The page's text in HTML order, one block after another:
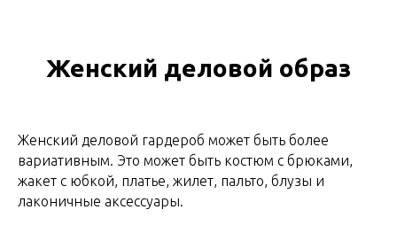
Женский деловой образ
Женский деловой гардероб может быть более
вариативным. Это может быть костюм с брюками,
жакет с юбкой, платье, жилет, пальто, блузы и
лаконичные аксессуары.